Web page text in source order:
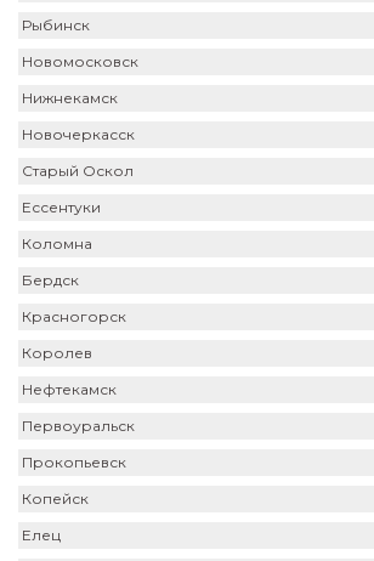
Рыбинск
Новомосковск
Нижнекамск
Новочеркасск
Старый Оскол
Ессентуки
Коломна
Бердск
Красногорск
Королев
Нефтекамск
Первоуральск
Прокопьевск
Копейск
Елец